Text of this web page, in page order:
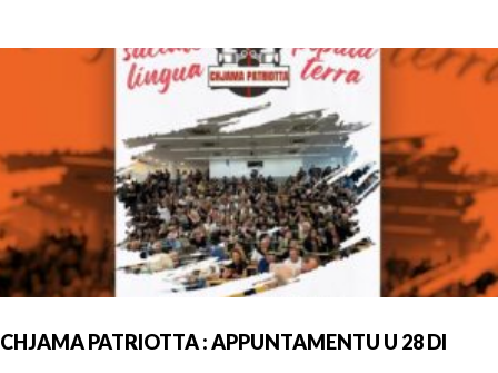
CHJAMA PATRIOTTA : APPUNTAMENTU U 28 DI